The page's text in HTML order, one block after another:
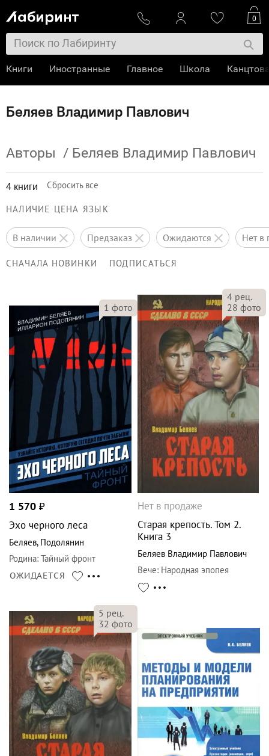
Беляев Владимир Павлович
Авторы / Беляев Владимир Павлович
4 книги Сбросить все
НАЛИЧИЕ ЦЕНА ЯЗЫК
в наличии предзаказ ожидаются нет
СНАЧАЛА НОВИНКИ ПОДПИСАТЬСЯ
1 фото
1 570 ₽
Эхо черного леса
Беляев, Подолянин
Родина: Тайный фронт
ОЖИДАЕТСЯ
4 рец.
28 фото
Нет в продаже
Старая крепость. Том 2.
Книга 3
Беляев Владимир Павлович
Вече: Народная эпопея
5 рец.
32 фото
0
Книги Иностранные Главное Школа